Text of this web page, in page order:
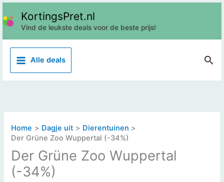
Ga
naar
inhoud
KortingsPret.nl
Vind de leukste deals voor de beste prijs!
Alle deals
Z
e
Home Dagje uit
Dierentuinen
Der Grüne Zoo Wuppertal (-34%)
Der Grüne Zoo Wuppertal
(-34%)